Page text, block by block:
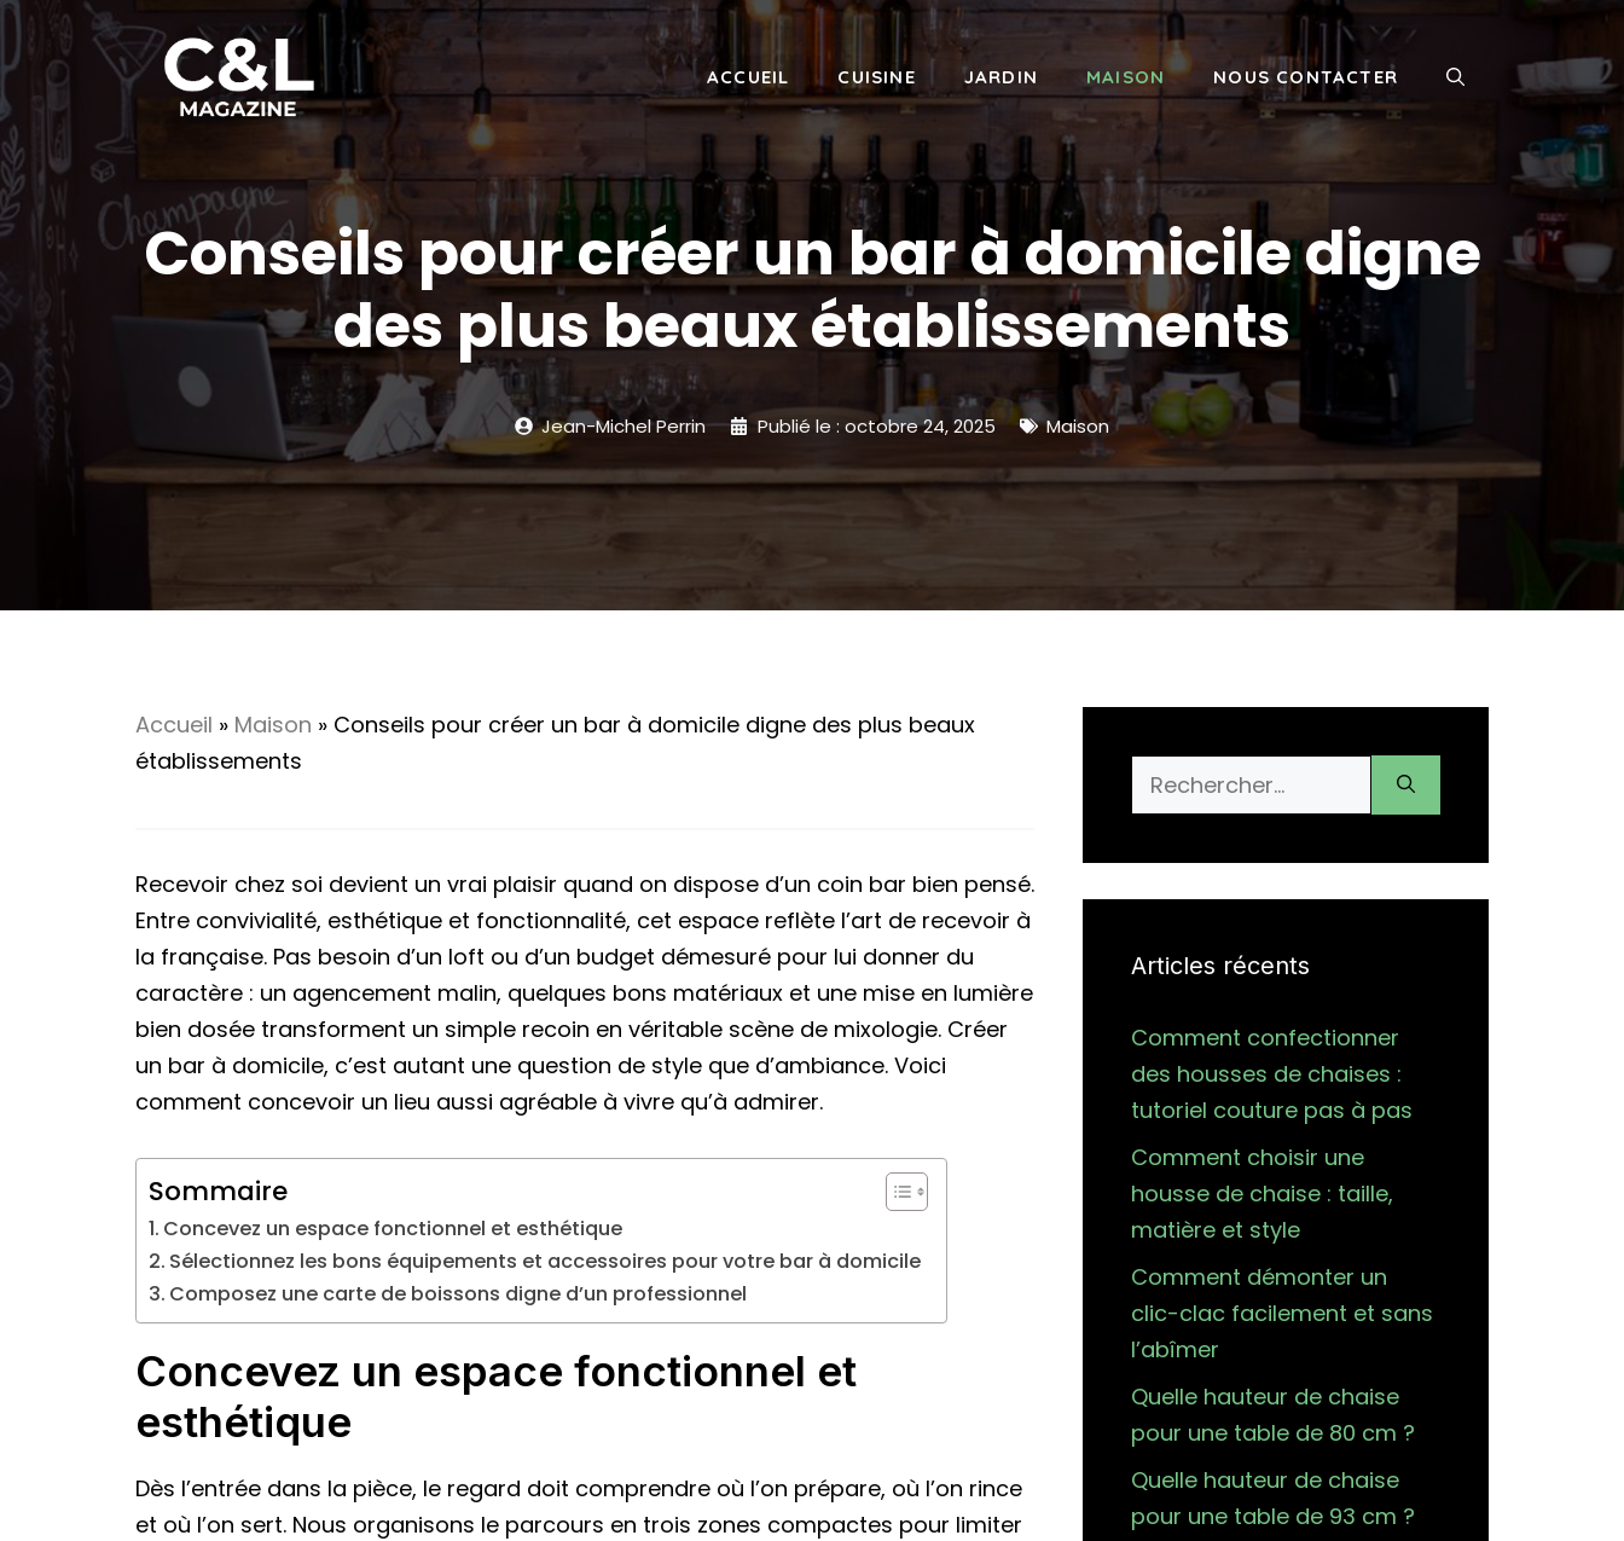
Aller
au
contenu
ACCUEIL CUISINE JARDIN MAISON NOUS CONTACTER
Conseils pour créer un bar à domicile digne
des plus beaux établissements
Jean-Michel Perrin Publié le : octobre 24, 2025 Maison
Accueil » Maison » Conseils pour créer un bar à domicile digne des plus beaux
établissements
Recevoir chez soi devient un vrai plaisir quand on dispose d’un coin bar bien pensé.
Entre convivialité, esthétique et fonctionnalité, cet espace reflète l’art de recevoir à
la française. Pas besoin d’un loft ou d’un budget démesuré pour lui donner du
caractère : un agencement malin, quelques bons matériaux et une mise en lumière
bien dosée transforment un simple recoin en véritable scène de mixologie. Créer
un bar à domicile, c’est autant une question de style que d’ambiance. Voici
comment concevoir un lieu aussi agréable à vivre qu’à admirer.
Sommaire
Concevez un espace fonctionnel et esthétique
Sélectionnez les bons équipements et accessoires pour votre bar à domicile
Composez une carte de boissons digne d’un professionnel
Concevez un espace fonctionnel et
esthétique
Dès l’entrée dans la pièce, le regard doit comprendre où l’on prépare, où l’on rince
et où l’on sert. Nous organisons le parcours en trois zones compactes pour limiter
Rechercher :
Articles récents
Comment confectionner
des housses de chaises :
tutoriel couture pas à pas
Comment choisir une
housse de chaise : taille,
matière et style
Comment démonter un
clic-clac facilement et sans
l’abîmer
Quelle hauteur de chaise
pour une table de 80 cm ?
Quelle hauteur de chaise
pour une table de 93 cm ?